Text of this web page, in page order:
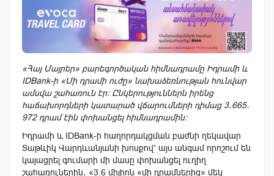
«Հայ Մայրեր» բարեգործական հիմնադրամը Իդրամի և
IDBank-ի «Մի դրամի ուժը» նախաձեռնության հունվար
ամսվա շահառուն էր։ Ընկերություններն իրենց
հաճախորդների կատարած վճարումների դիմաց 3․665․
972 դրամ էին փոխանցել հիմնադրամին։
Իդրամի և IDBank-ի հաղորդակցման բաժնի ղեկավար
Տաթևիկ Վարդևանյանի խոսքով՝ այս անգամ որոշում են
կայացրել գումարի մի մասը փոխանցել ուղիղ
շահառուներին․ «3.6 միլիոն «մի դրամներից» մեկ